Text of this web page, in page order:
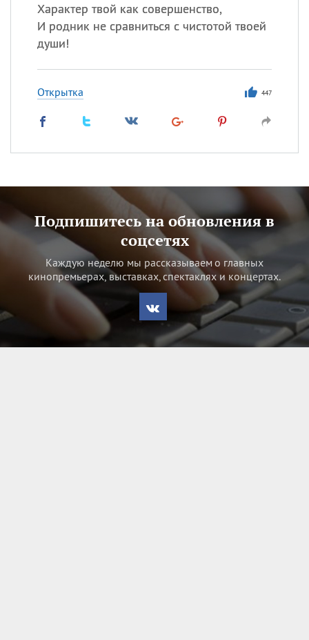
Характер твой как совершенство,
И родник не сравниться с чистотой твоей
души!
Открытка 447
Подпишитесь на обновления в
соцсетях
Каждую неделю мы рассказываем о главных
кинопремьерах, выставках, спектаклях и концертах.